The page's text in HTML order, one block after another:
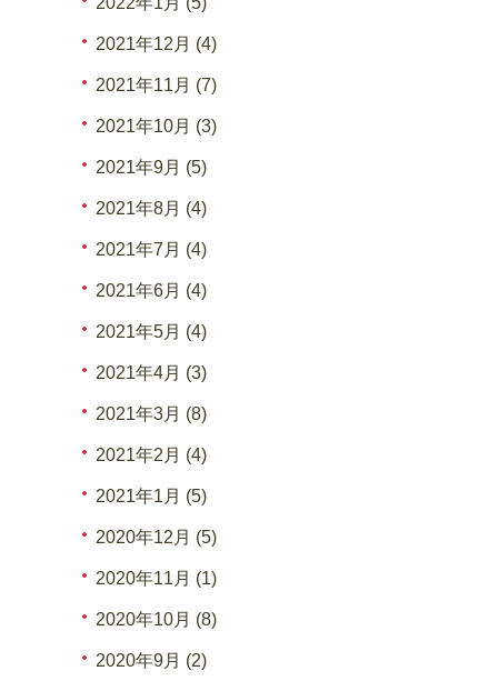
2021年12月 (4)
2021年11月 (7)
2021年10月 (3)
2021年9月 (5)
2021年8月 (4)
2021年7月 (4)
2021年6月 (4)
2021年5月 (4)
2021年4月 (3)
2021年3月 (8)
2021年2月 (4)
2021年1月 (5)
2020年12月 (5)
2020年11月 (1)
2020年10月 (8)
2020年9月 (2)